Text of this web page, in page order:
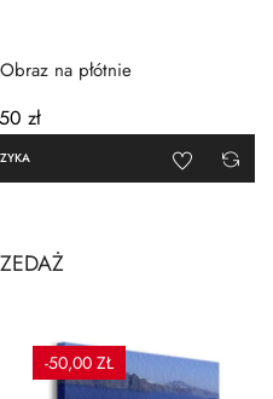
na płótnie
zł
-50,00 ZŁ